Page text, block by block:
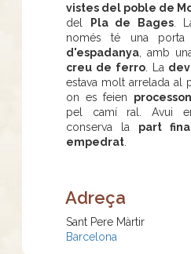
vistes del poble de
del
Pla de Bages.
només té una
d'espadanya , amb
creu de ferro. La
estava molt arrelada al
on es feien
pel camí ral. Avui
conserva la part
empedrat
Adreça
Sant Pere Màrtir
Barcelona